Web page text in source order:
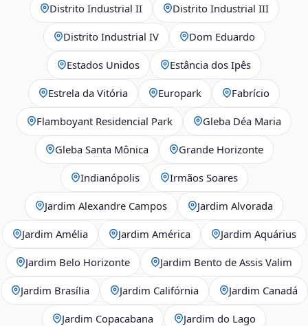
Distrito Industrial II Distrito Industrial III
Distrito Industrial IV Dom Eduardo
Estados Unidos Estância dos Ipês
Estrela da Vitória Europark Fabrício
Flamboyant Residencial Park Gleba Déa Maria
Gleba Santa Mônica Grande Horizonte
Indianópolis Irmãos Soares
Jardim Alexandre Campos Jardim Alvorada
Jardim Amélia Jardim América Jardim Aquárius
Jardim Belo Horizonte Jardim Bento de Assis Valim
Jardim Brasília Jardim Califórnia Jardim Canadá
Jardim Copacabana Jardim do Lago